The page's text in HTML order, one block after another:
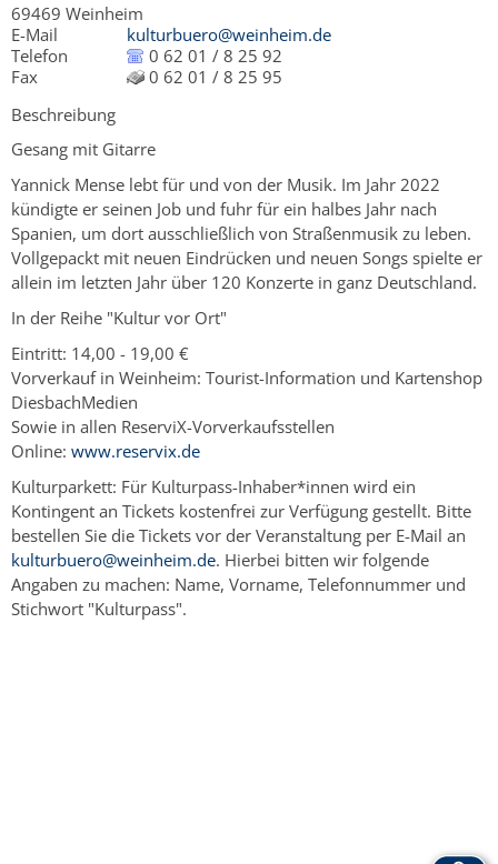
69469 Weinheim
E-Mail
kulturbuero@weinheim.de
Telefon
0 62 01 / 8 25 92
Fax
0 62 01 / 8 25 95
Beschreibung
Gesang mit Gitarre
Yannick Mense lebt für und von der Musik. Im Jahr 2022
kündigte er seinen Job und fuhr für ein halbes Jahr nach
Spanien, um dort ausschließlich von Straßenmusik zu leben.
Vollgepackt mit neuen Eindrücken und neuen Songs spielte er
allein im letzten Jahr über 120 Konzerte in ganz Deutschland.
In der Reihe "Kultur vor Ort"
Eintritt: 14,00 - 19,00 €
Vorverkauf in Weinheim: Tourist-Information und Kartenshop
DiesbachMedien
Sowie in allen ReserviX-Vorverkaufsstellen
Online: www.reservix.de
Kulturparkett: Für Kulturpass-Inhaber*innen wird ein
Kontingent an Tickets kostenfrei zur Verfügung gestellt. Bitte
bestellen Sie die Tickets vor der Veranstaltung per E-Mail an
kulturbuero@weinheim.de. Hierbei bitten wir folgende
Angaben zu machen: Name, Vorname, Telefonnummer und
Stichwort "Kulturpass".